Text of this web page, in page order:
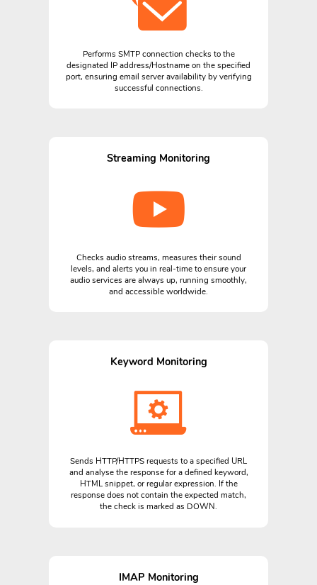
Performs SMTP connection checks to the
designated IP address/Hostname on the specified
port, ensuring email server availability by verifying
successful connections.
Streaming Monitoring
Checks audio streams, measures their sound
levels, and alerts you in real-time to ensure your
audio services are always up, running smoothly,
and accessible worldwide.
Keyword Monitoring
Sends HTTP/HTTPS requests to a specified URL
and analyse the response for a defined keyword,
HTML snippet, or regular expression. If the
response does not contain the expected match,
the check is marked as DOWN.
IMAP Monitoring